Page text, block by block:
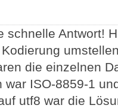
schnelle Antwort!
die einzelnen
war ISO-8859-1
utf8 war die